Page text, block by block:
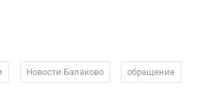
Новости Балаково обращение